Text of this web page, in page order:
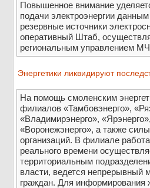
Повышенное внимание
подачи электроэнергии
резервные источники
оперативный Штаб,
региональным управлением
Энергетики ликвидируют
На помощь смоленским
филиалов «Тамбовэнерго»,
«Владимирэнерго»,
«Воронежэнерго», а также
организаций. В филиале
реального времени
территориальным
власти, ведется непрерывный
граждан. Для информирования